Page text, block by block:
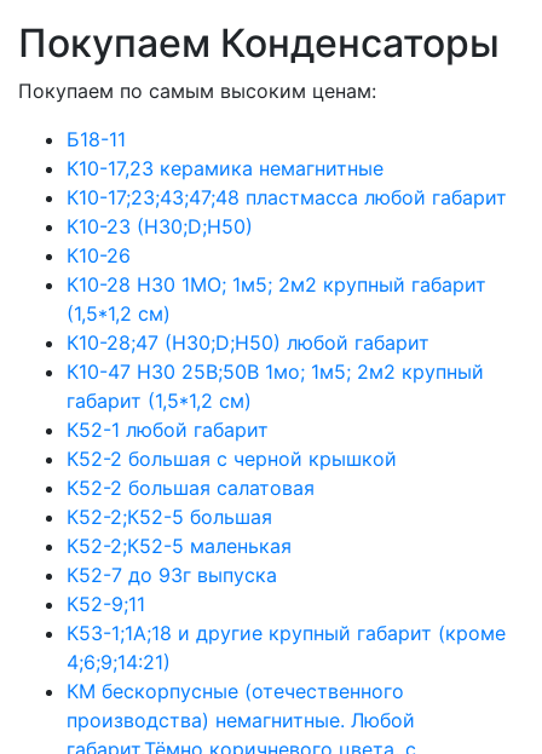
Покупаем Конденсаторы
Покупаем по самым высоким ценам:
Б18-11
К10-17,23 керамика немагнитные
К10-17;23;43;47;48 пластмасса любой габарит
К10-23 (Н30;D;Н50)
К10-26
К10-28 Н30 1МО; 1м5; 2м2 крупный габарит
(1,5*1,2 см)
К10-28;47 (Н30;D;Н50) любой габарит
К10-47 Н30 25В;50В 1мо; 1м5; 2м2 крупный
габарит (1,5*1,2 см)
К52-1 любой габарит
К52-2 большая с черной крышкой
К52-2 большая салатовая
К52-2;К52-5 большая
К52-2;К52-5 маленькая
К52-7 до 93г выпуска
К52-9;11
К53-1;1А;18 и другие крупный габарит (кроме
4;6;9;14:21)
КМ бескорпусные (отечественного
производства) немагнитные. Любой
габарит.Тёмно коричневого цвета, с